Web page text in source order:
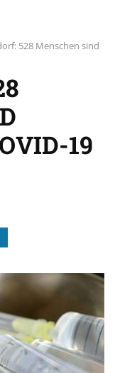
528 Menschen sind
19